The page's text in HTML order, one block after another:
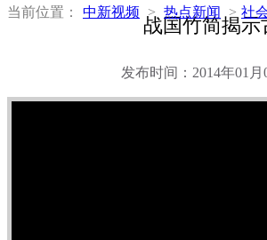
当前位置： 中新视频 > 热点新闻 > 社
战国竹简揭示
发布时间：2014年01月